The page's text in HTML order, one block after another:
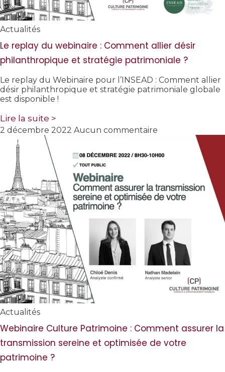
Actualités
Le replay du webinaire : Comment allier désir
philanthropique et stratégie patrimoniale ?
Le replay du Webinaire pour l’INSEAD : Comment allier
désir philanthropique et stratégie patrimoniale globale
est disponible !
Lire la suite >
2 décembre 2022 Aucun commentaire
Actualités
Webinaire Culture Patrimoine : Comment assurer la
transmission sereine et optimisée de votre
patrimoine ?